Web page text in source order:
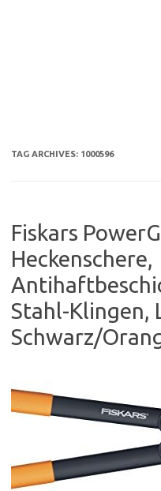
TAG ARCHIVES: 1000596
Fiskars
Heckenschere,
Stahl-Klingen,
Schwarz/